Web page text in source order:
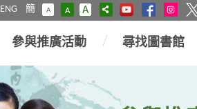
ENG 簡 A A A
參與推廣活動 尋找圖書館